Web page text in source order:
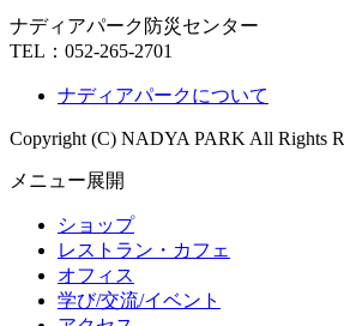
ナディアパーク防災センター
TEL： 052-265-2701
ナディアパークについて
Copyright (C) NADYA PARK All Rights
メニュー展開
ショップ
レストラン・カフェ
オフィス
学び/交流/イベント